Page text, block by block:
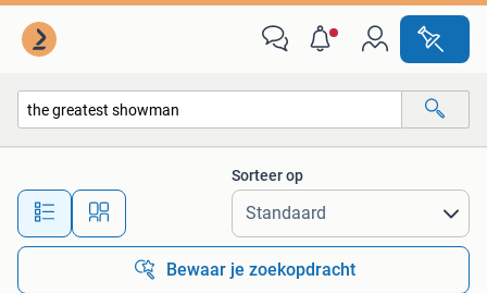
Alle afstanden…
Sorteer op
Bewaar je zoekopdracht